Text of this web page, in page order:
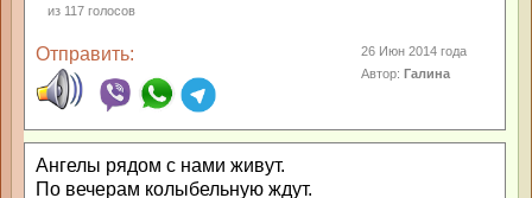
из 117 голосов
Отправить:
26 Июн 2014 года
Автор:Галина
Ангелы рядом с нами живут.
По вечерам колыбельную ждут.